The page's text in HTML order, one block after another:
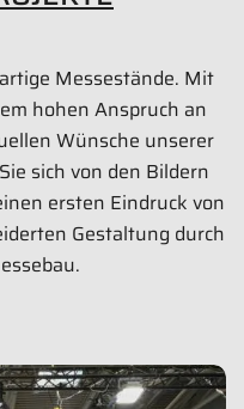
Messestände. Mit
hohen Anspruch an
Wünsche unserer
sich von den Bildern
ersten Eindruck von
Gestaltung durch